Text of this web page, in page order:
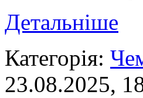
Детальніше
Категорія:
23.08.2025,